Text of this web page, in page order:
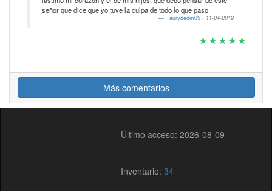
señor que dice que yo tuve la culpa de todo lo que paso
aurydedm05 , 11-04-2012
Más comentarios
Último acceso: 2026-08-09
Inventario:34